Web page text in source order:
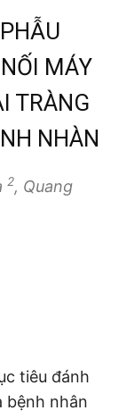
MÁY
TRÀNG
NHÀN
2, Quang
tiêu đánh
bệnh nhân